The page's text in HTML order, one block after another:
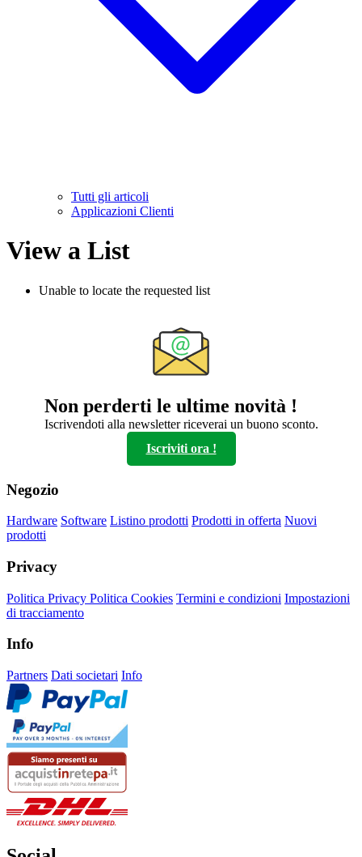
Tutti gli articoli
Applicazioni Clienti
View a List
Unable to locate the requested list
Non perderti le ultime novità !
Iscrivendoti alla newsletter riceverai un buono sconto.
Iscriviti ora !
Negozio
Hardware Software Listino prodotti Prodotti in offerta Nuovi
prodotti
Privacy
Politica Privacy Politica Cookies Termini e condizioni Impostazioni
di tracciamento
Info
Partners Dati societari Info